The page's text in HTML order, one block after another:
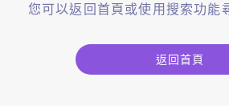
您可以返回首頁或使用搜索功能
返回首頁